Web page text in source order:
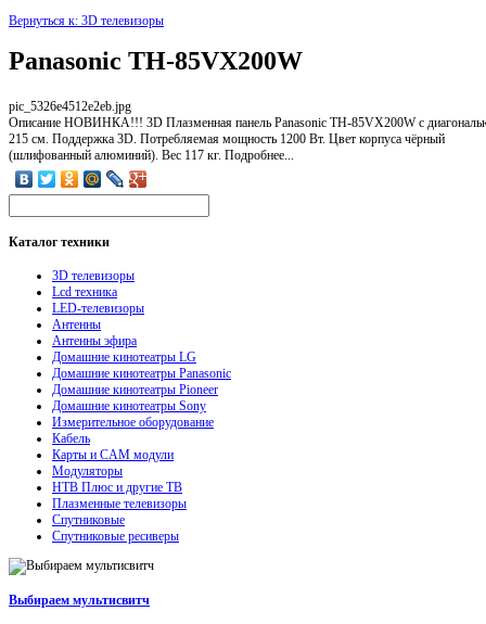
Вернуться к: 3D телевизоры
Panasonic TH-85VX200W
pic_5326e4512e2eb.jpg
Описание НОВИНКА!!! 3D Плазменная панель Panasonic TH-85VX200W с
215 см. Поддержка 3D. Потребляемая мощность 1200 Вт. Цвет корпуса чёрный
(шлифованный алюминий). Вес 117 кг. Подробнее...
Каталогтехники
3D телевизоры
Lcd техника
LED-телевизоры
Антенны
Антенны эфира
Домашние кинотеатры LG
Домашние кинотеатры Panasonic
Домашние кинотеатры Pioneer
Домашние кинотеатры Sony
Измерительное оборудование
Кабель
Карты и CAM модули
Модуляторы
НТВ Плюс и другие ТВ
Плазменные телевизоры
Спутниковые
Спутниковые ресиверы
Выбираем мультисвитч